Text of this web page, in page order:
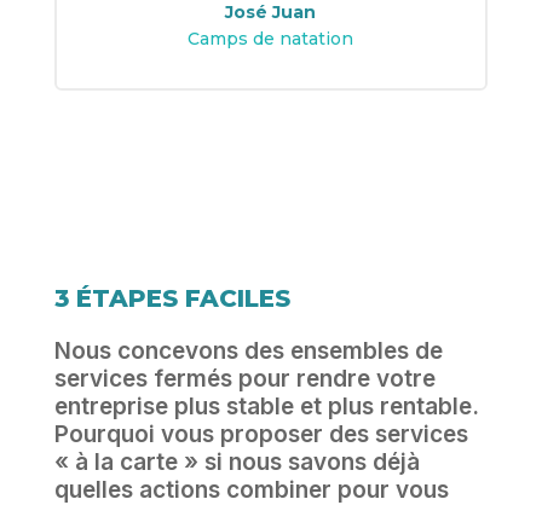
José Juan
Camps de natation
3 ÉTAPES FACILES
Nous concevons des ensembles de
services fermés pour rendre votre
entreprise plus stable et plus rentable.
Pourquoi vous proposer des services
« à la carte » si nous savons déjà
quelles actions combiner pour vous